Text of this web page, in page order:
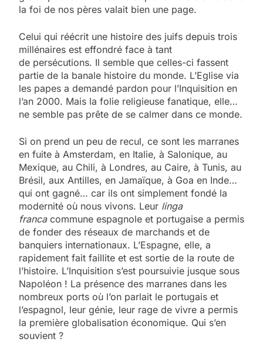
la foi de nos pères valait bien une page.
Celui qui réécrit une histoire des juifs depuis trois
millénaires est effondré face à tant
de persécutions. Il semble que celles-ci fassent
partie de la banale histoire du monde. L’Eglise via
les papes a demandé pardon pour l’Inquisition en
l’an 2000. Mais la folie religieuse fanatique, elle…
ne semble pas prête de se calmer dans ce monde.
Si on prend un peu de recul, ce sont les marranes
en fuite à Amsterdam, en Italie, à Salonique, au
Mexique, au Chili, à Londres, au Caire, à Tunis, au
Brésil, aux Antilles, en Jamaïque, à Goa en Inde…
qui ont gagné… car ils ont simplement fondé la
modernité où nous vivons. Leur linga
francacommune espagnole et portugaise a permis
de fonder des réseaux de marchands et de
banquiers internationaux. L’Espagne, elle, a
rapidement fait faillite et est sortie de la route de
l’histoire. L’Inquisition s’est poursuivie jusque sous
Napoléon ! La présence des marranes dans les
nombreux ports où l’on parlait le portugais et
l’espagnol, leur génie, leur rage de vivre a permis
la première globalisation économique. Qui s’en
souvient ?